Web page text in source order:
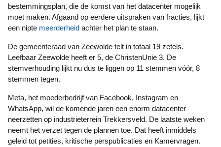
bestemmingsplan, die de komst van het datacenter mogelijk
moet maken. Afgaand op eerdere uitspraken van fracties, lijkt
een nipte meerderheid achter het plan te staan.
De gemeenteraad van Zeewolde telt in totaal 19 zetels.
Leefbaar Zeewolde heeft er 5, de ChristenUnie 3. De
stemverhouding lijkt nu dus te liggen op 11 stemmen vóór, 8
stemmen tegen.
Meta, het moederbedrijf van Facebook, Instagram en
WhatsApp, wil de komende jaren een enorm datacenter
neerzetten op industrieterrein Trekkersveld. De laatste weken
neemt het verzet tegen de plannen toe. Dat heeft inmiddels
geleid tot petities, kritische perspublicaties en Kamervragen.